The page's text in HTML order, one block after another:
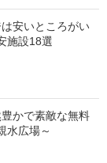
安いところがい
施設18選
豊かで素敵な無料
水広場～